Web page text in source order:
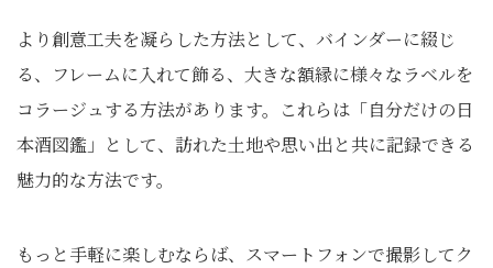
より創意工夫を凝らした方法として、バインダーに綴じ
る、フレームに入れて飾る、大きな額縁に様々なラベルを
コラージュする方法があります。これらは「自分だけの日
本酒図鑑」として、訪れた土地や思い出と共に記録できる
魅力的な方法です。
もっと手軽に楽しむならば、スマートフォンで撮影してク